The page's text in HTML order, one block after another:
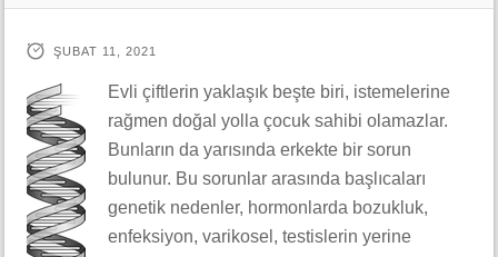
ŞUBAT 11, 2021
Evli çiftlerin yaklaşık beşte biri, istemelerine
rağmen doğal yolla çocuk sahibi olamazlar.
Bunların da yarısında erkekte bir sorun
bulunur. Bu sorunlar arasında başlıcaları
genetik nedenler, hormonlarda bozukluk,
enfeksiyon, varikosel, testislerin yerine